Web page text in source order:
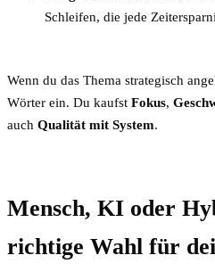
Schleifen, die jede
Wenn du das Thema strategisch
Wörter ein. Du kaufst Fokus,
auch Qualität mit System.
Mensch, KI oder
richtige Wahl für